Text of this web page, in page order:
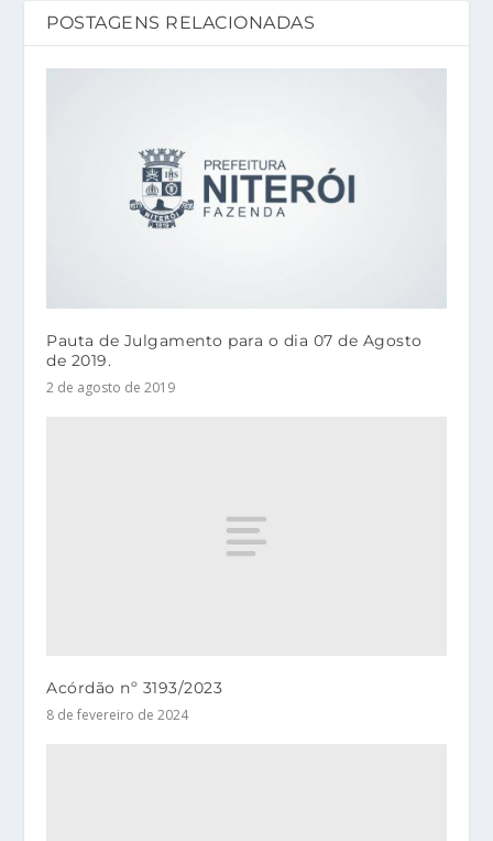
POSTAGENS RELACIONADAS
Pauta de Julgamento para o dia 07 de Agosto
de 2019.
2 de agosto de 2019
Acórdão nº 3193/2023
8 de fevereiro de 2024